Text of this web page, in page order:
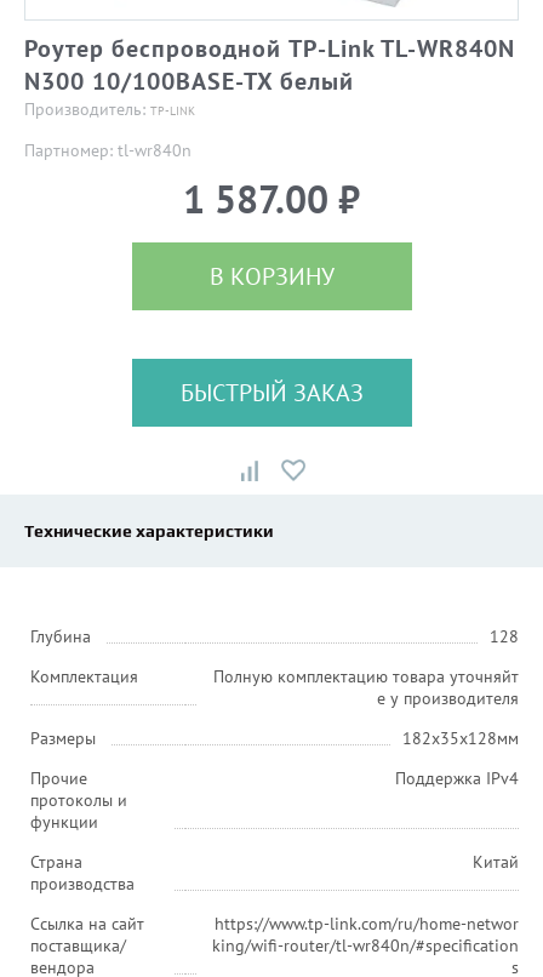
Роутер беспроводной TP-Link TL-WR840N
N300 10/100BASE-TX белый
Производитель: TP-LINK
Партномер: tl-wr840n
1 587.00 ₽
В КОРЗИНУ
БЫСТРЫЙ ЗАКАЗ
Технические характеристики
Глубина
128
Комплектация
Полную комплектацию товара уточняйт
е у производителя
Размеры
182x35x128мм
Прочие
протоколы и
функции
Поддержка IPv4
Страна
производства
Китай
Ссылка на сайт
поставщика/
вендора
https://www.tp-link.com/ru/home-networ
king/wifi-router/tl-wr840n/#specification
s